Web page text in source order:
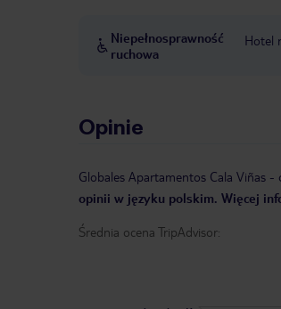
Niepełnosprawność
ruchowa
Hotel
Opinie
Globales Apartamentos Cala Viñas -
opinii w języku polskim. Więcej
Średnia ocena TripAdvisor: